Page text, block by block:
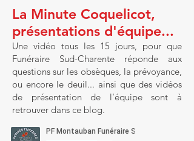
La Minute Coquelicot,
présentations d'équipe...
Une vidéo tous les 15 jours, pour que
Funéraire Sud-Charente réponde aux
questions sur les obsèques, la prévoyance,
ou encore le deuil... ainsi que des vidéos
de présentation de l'équipe sont à
retrouver dans ce blog.